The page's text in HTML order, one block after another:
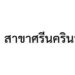
สาขาศรีนคริ